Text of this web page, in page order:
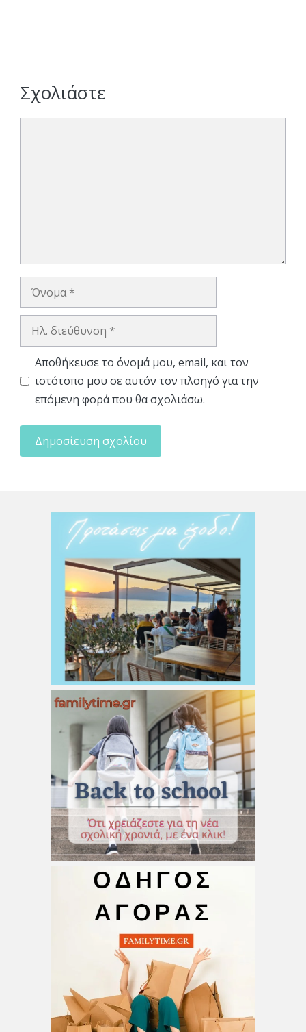
Σχολιάστε
Όνομα
Ηλ.
Αποθήκευσε το όνομά μου, email, και τον
ιστότοπο μου σε αυτόν τον πλοηγό για την
επόμενη φορά που θα σχολιάσω.